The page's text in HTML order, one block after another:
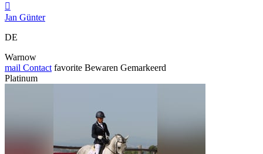

Jan Günter
DE
Warnow
mail Contact favorite Bewaren Gemarkeerd
Platinum